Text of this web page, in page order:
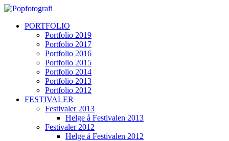
PORTFOLIO
Portfolio 2019
Portfolio 2017
Portfolio 2016
Portfolio 2015
Portfolio 2014
Portfolio 2013
Portfolio 2012
FESTIVALER
Festivaler 2013
Helge å Festivalen 2013
Festivaler 2012
Helge å Festivalen 2012